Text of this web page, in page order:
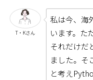
T・Kさん
私は今、海
います。た
それだけだ
ました。そ
と考え